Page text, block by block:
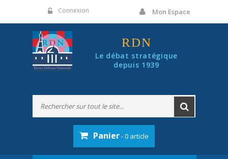
Connexion Mon Espace
RDN
Le débat stratégique
depuis 1939
Panier- 0 article